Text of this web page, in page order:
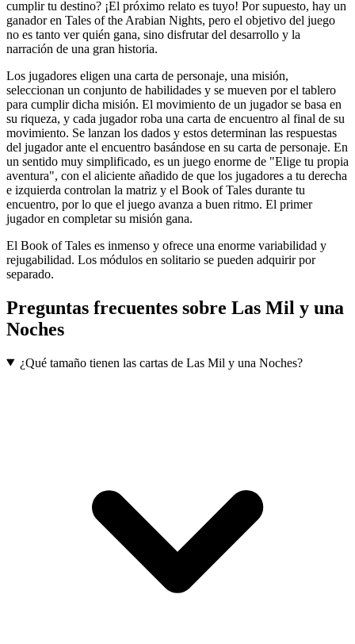
cumplir tu destino? ¡El próximo relato es tuyo! Por supuesto, hay un
ganador en Tales of the Arabian Nights, pero el objetivo del juego
no es tanto ver quién gana, sino disfrutar del desarrollo y la
narración de una gran historia.
Los jugadores eligen una carta de personaje, una misión,
seleccionan un conjunto de habilidades y se mueven por el tablero
para cumplir dicha misión. El movimiento de un jugador se basa en
su riqueza, y cada jugador roba una carta de encuentro al final de su
movimiento. Se lanzan los dados y estos determinan las respuestas
del jugador ante el encuentro basándose en su carta de personaje. En
un sentido muy simplificado, es un juego enorme de "Elige tu propia
aventura", con el aliciente añadido de que los jugadores a tu derecha
e izquierda controlan la matriz y el Book of Tales durante tu
encuentro, por lo que el juego avanza a buen ritmo. El primer
jugador en completar su misión gana.
El Book of Tales es inmenso y ofrece una enorme variabilidad y
rejugabilidad. Los módulos en solitario se pueden adquirir por
separado.
Preguntas frecuentes sobre Las Mil y una
Noches
¿Qué tamaño tienen las cartas de Las Mil y una Noches?